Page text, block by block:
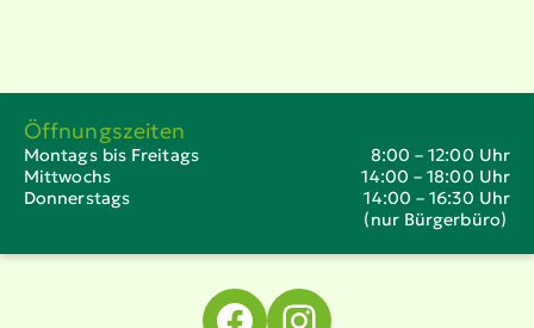
Öffnungszeiten
Montags bis Freitags
8:00 – 12:00 Uhr
Mittwochs
14:00 – 18:00 Uhr
Donnerstags
14:00 – 16:30 Uhr
(nur Bürgerbüro)